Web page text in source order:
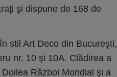
şi dispune de 168 de
stil Art Deco din Bucureşti,
nr. 10 şi 10A. Clădirea a
Război Mondial şi a